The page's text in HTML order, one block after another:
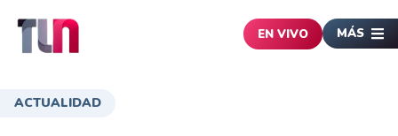
EN VIVO MÁS
ACTUALIDAD